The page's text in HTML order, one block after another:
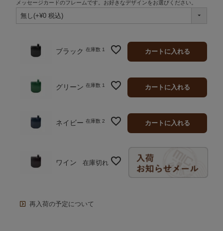
(必
メッセージカードのフレームです。お好きなデザインをお選びください。
ブラック 在庫数 1 カートに入れる
グリーン 在庫数 1 カートに入れる
ネイビー 在庫数 2 カートに入れる
ワイン 在庫切れ
再入荷の予定について